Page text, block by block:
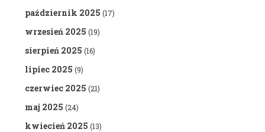
październik 2025 (17)
wrzesień 2025 (19)
sierpień 2025 (16)
lipiec 2025 (9)
czerwiec 2025 (21)
maj 2025 (24)
kwiecień 2025 (13)